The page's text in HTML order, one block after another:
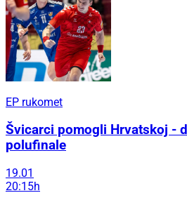
EP rukomet
Švicarci pomogli Hrvatskoj -
polufinale
19.01
20:15h